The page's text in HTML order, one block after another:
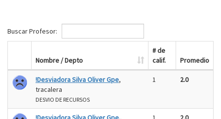
Buscar Profesor:
Nombre / Depto
# de
calif.
Promedio
!Desviadora Silva Oliver Gpe,
tracalera
DESVIO DE RECURSOS
1 2.0